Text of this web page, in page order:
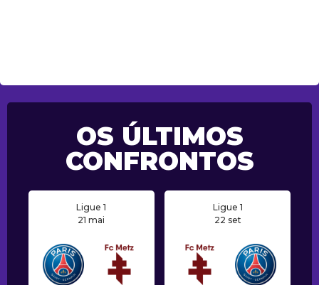
OS ÚLTIMOS
CONFRONTOS
Ligue 1
21 mai
Ligue 1
22 set